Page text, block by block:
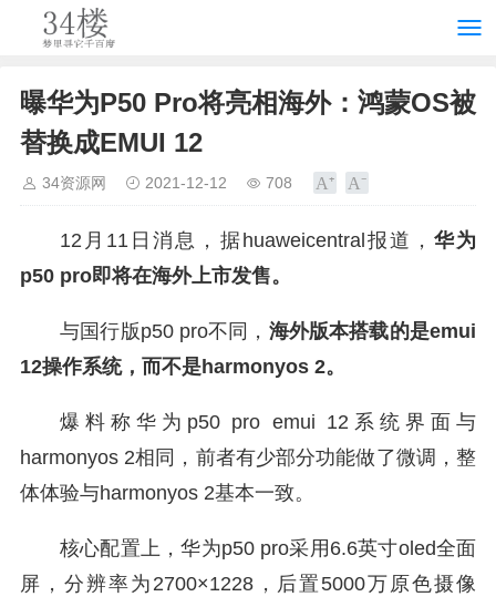
曝华为P50 Pro将亮相海外：鸿蒙OS被
替换成EMUI 12
34资源网 2021-12-12 708
12月11日消息，据huaweicentral报道， 华为
p50 pro即将在海外上市发售。
与国行版p50 pro不同， 海外版本搭载的是emui
12操作系统，而不是harmonyos 2。
爆料称华为p50 pro emui 12系统界面与
harmonyos 2相同，前者有少部分功能做了微调，整
体体验与harmonyos 2基本一致。
核心配置上，华为p50 pro采用6.6英寸oled全面
屏，分辨率为2700×1228，后置5000万原色摄像